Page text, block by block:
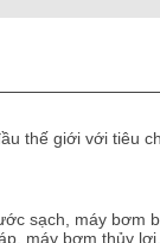
thế giới với tiêu
sạch, máy bơm
máy bơm thủy